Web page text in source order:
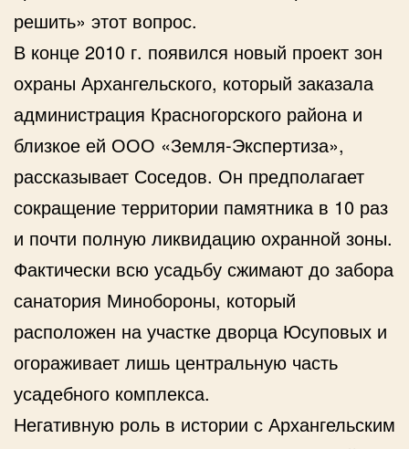
решить» этот вопрос.
В конце 2010 г. появился новый проект зон
охраны Архангельского, который заказала
администрация Красногорского района и
близкое ей ООО «Земля-Экспертиза»,
рассказывает Соседов. Он предполагает
сокращение территории памятника в 10 раз
и почти полную ликвидацию охранной зоны.
Фактически всю усадьбу сжимают до забора
санатория Минобороны, который
расположен на участке дворца Юсуповых и
огораживает лишь центральную часть
усадебного комплекса.
Негативную роль в истории с Архангельским